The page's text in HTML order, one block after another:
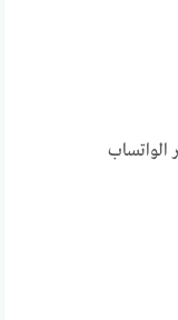
الواتساب